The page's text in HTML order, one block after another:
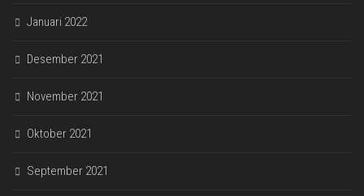
Januari 2022
Desember 2021
November 2021
Oktober 2021
September 2021